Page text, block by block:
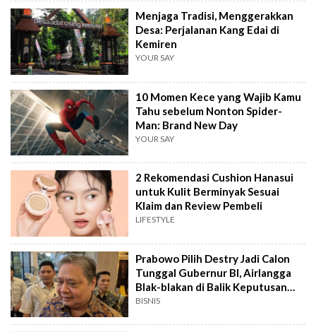
Menjaga Tradisi, Menggerakkan
Desa: Perjalanan Kang Edai di
Kemiren
YOUR SAY
10 Momen Kece yang Wajib Kamu
Tahu sebelum Nonton Spider-
Man: Brand New Day
YOUR SAY
2 Rekomendasi Cushion Hanasui
untuk Kulit Berminyak Sesuai
Klaim dan Review Pembeli
LIFESTYLE
Prabowo Pilih Destry Jadi Calon
Tunggal Gubernur BI, Airlangga
Blak-blakan di Balik Keputusan
Ini?
BISNIS